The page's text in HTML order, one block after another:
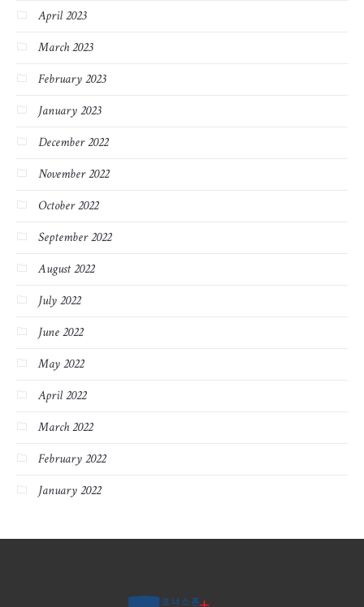
April 2023
March 2023
February 2023
January 2023
December 2022
November 2022
October 2022
September 2022
August 2022
July 2022
June 2022
May 2022
April 2022
March 2022
February 2022
January 2022